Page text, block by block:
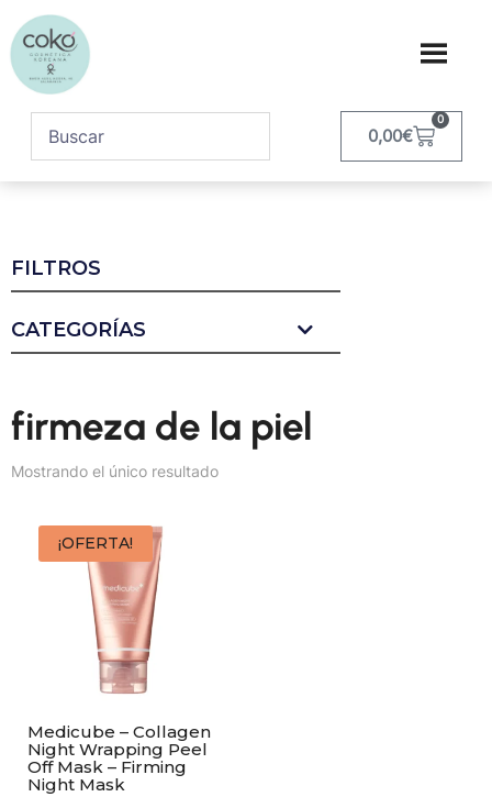
0,00€
0
FILTROS
CATEGORÍAS
firmeza de la piel
Mostrando el único resultado
¡OFERTA!
Medicube – Collagen
Night Wrapping Peel
Off Mask – Firming
Night Mask